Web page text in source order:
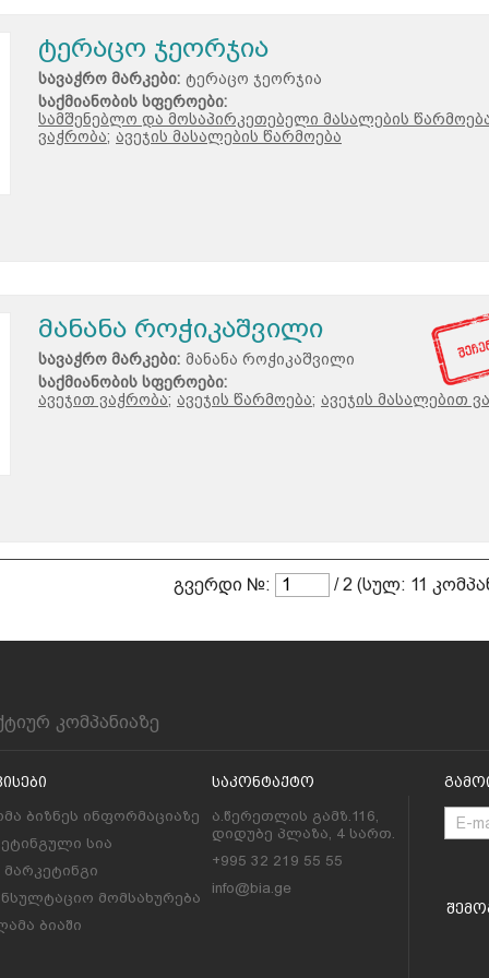
ტერაცო ჯეორჯია
სავაჭრო მარკები: ტერაცო ჯეორჯია
საქმიანობის სფეროები:
სამშენებლო და მოსაპირკეთებელი მასალების
ვაჭრობა; ავეჯის მასალების წარმოება
მანანა როჭიკაშვილი
სავაჭრო მარკები: მანანა როჭიკაშვილი
საქმიანობის სფეროები:
ავეჯით ვაჭრობა; ავეჯის წარმოება; ავეჯის მასალებით
გვერდი №: / 2 (სულ: 11
კომპანიაზე
ბიზნეს ინფორმაციაზე
სია
მარკეტინგი
მომსახურება
ბიაში
Საკონტაქტო
ა.წერეთლის გამზ.116,
დიდუბე პლაზა, 4 სართ.
+995 32 219 55 55
info@bia.ge